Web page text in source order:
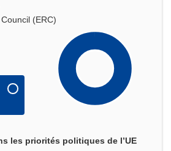
(ERC)
les priorités politiques de l’UE